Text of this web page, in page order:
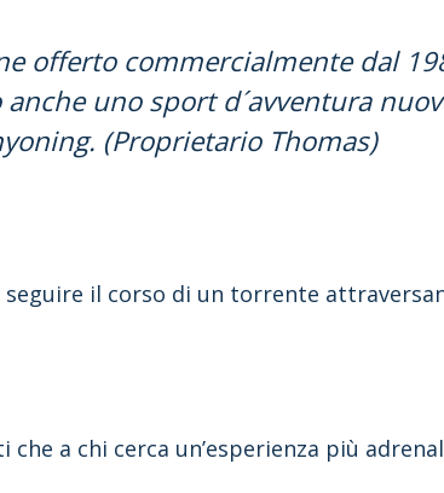
offerto commercialmente dal
uno sport d´avventura
(Proprietario Thomas)
il corso di un torrente
a chi cerca un’esperienza più